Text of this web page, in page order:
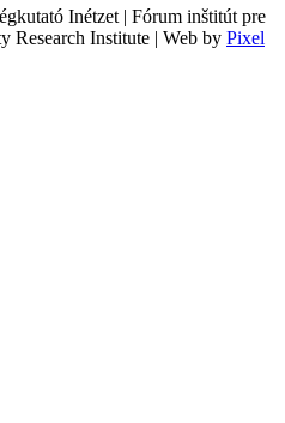
Inétzet | Fórum inštitút pre
Research Institute | Web by Pixel